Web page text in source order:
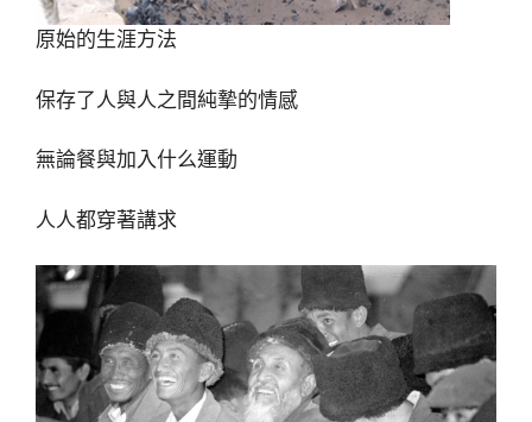
原始的生涯方法
保存了人與人之間純摯的情感
無論餐與加入什么運動
人人都穿著講求